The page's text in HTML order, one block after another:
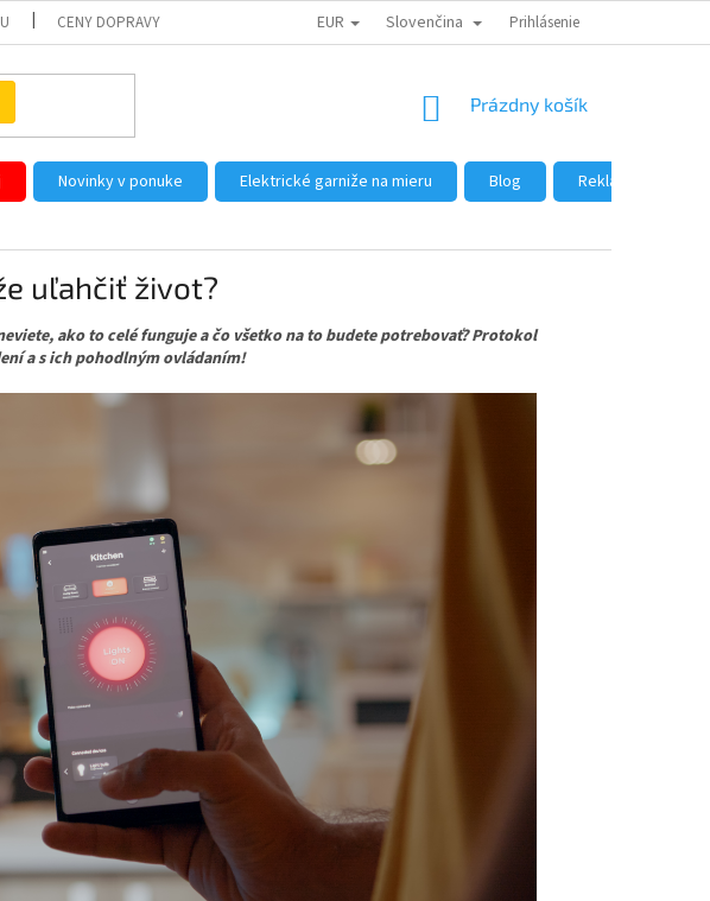
CENY DOPRAVY DÔVODY NÁKUPU U NÁS AKO NAKUPOVAŤ VEĽKOOBCHOD
EUR Slovenčina Prihlásenie
NÁKUPNÝ
Prázdny košík
Novinky v ponuke Elektrické garniže na mieru Blog
Reklamácie a
uľahčiť život?
ako to celé funguje a čo všetko na to budete potrebovať? Protokol
a s ich pohodlným ovládaním!